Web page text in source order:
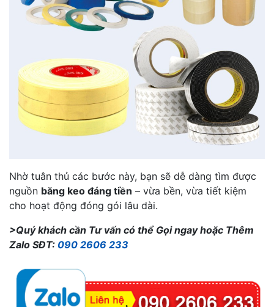
Nhờ tuân thủ các bước này, bạn sẽ dễ dàng tìm được
nguồn băng keo đáng tiền – vừa bền, vừa tiết kiệm
cho hoạt động đóng gói lâu dài.
>Quý khách cần Tư vấn có thể Gọi ngay hoặc Thêm
Zalo SĐT: 090 2606 233